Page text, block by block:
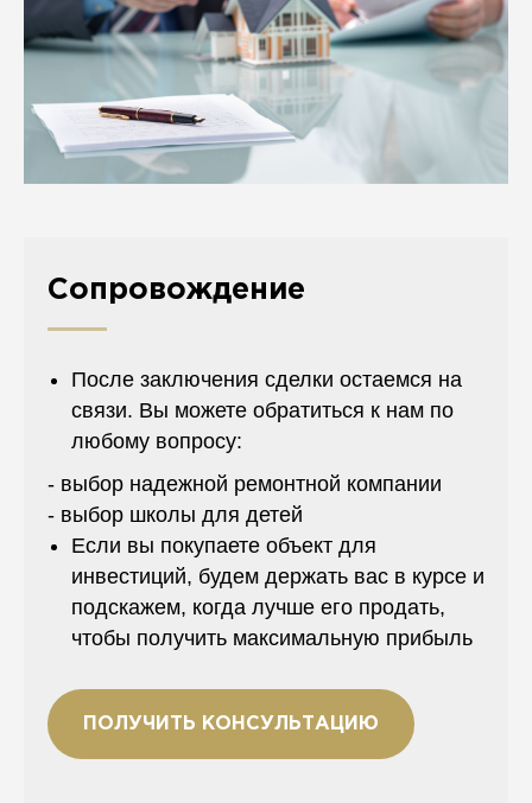
Сопровождение
После заключения сделки остаемся на
связи. Вы можете обратиться к нам по
любому вопросу:
- выбор надежной ремонтной компании
- выбор школы для детей
Если вы покупаете объект для
инвестиций, будем держать вас в курсе и
подскажем, когда лучше его продать,
чтобы получить максимальную прибыль
ПОЛУЧИТЬ КОНСУЛЬТАЦИЮ